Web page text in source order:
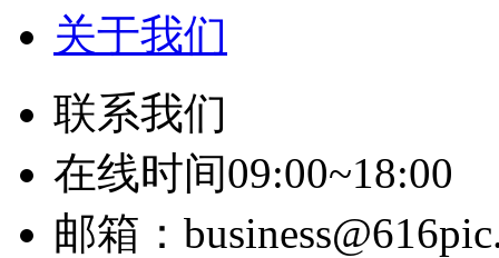
关于我们
联系我们
在线时间09:00~18:00
邮箱：